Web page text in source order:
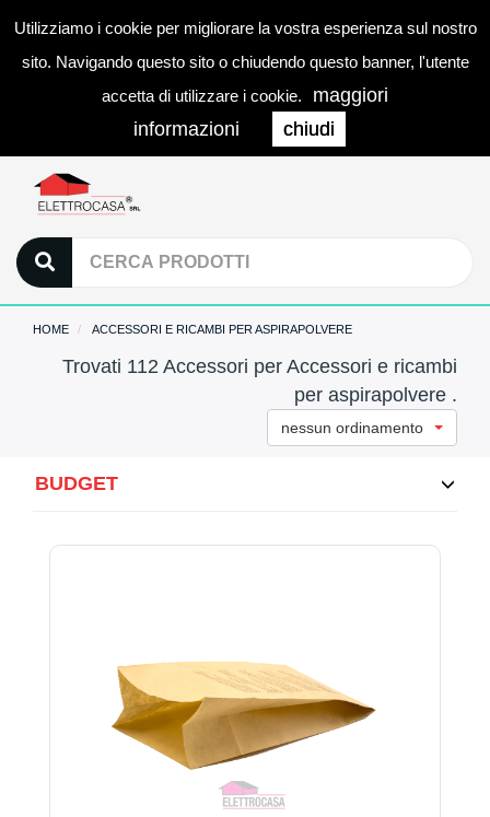
Utilizziamo i cookie per migliorare la vostra esperienza sul nostro
sito. Navigando questo sito o chiudendo questo banner, l'utente
accetta di utilizzare i cookie.
maggiori
informazioni
chiudi
0
HOME ACCESSORI E RICAMBI PER ASPIRAPOLVERE
Trovati 112 Accessori per Accessori e ricambi
per aspirapolvere .
nessun ordinamento
BUDGET